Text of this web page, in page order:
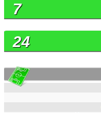
7
24